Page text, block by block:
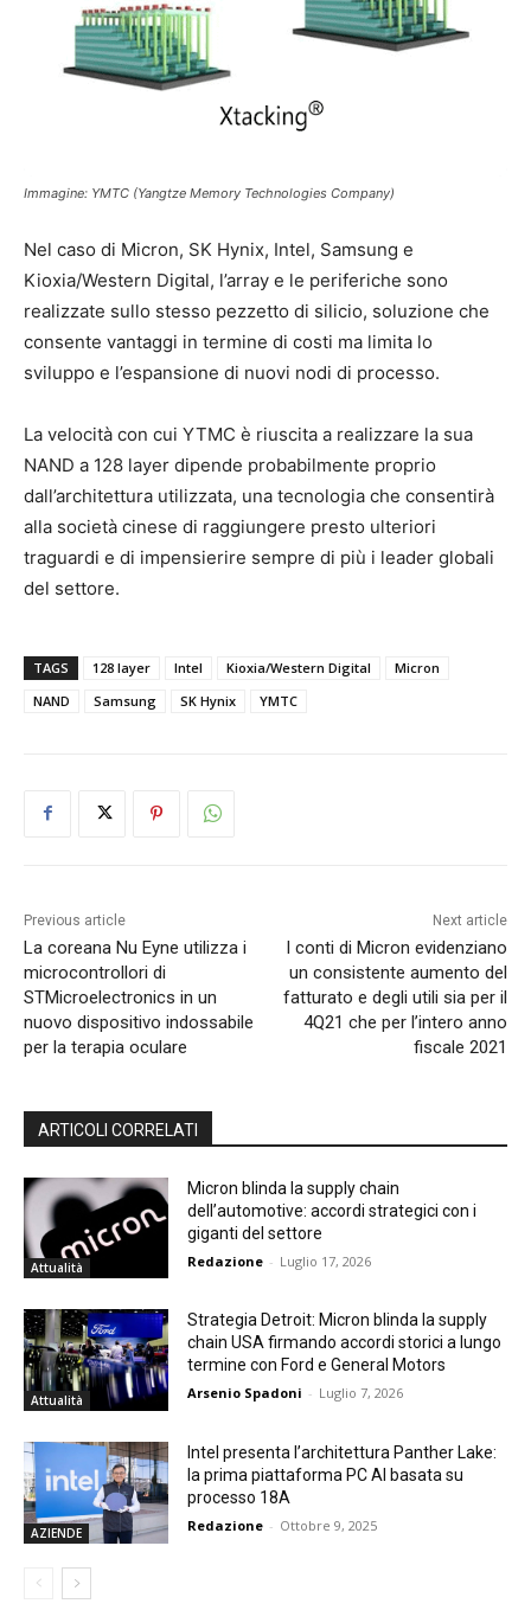
Immagine: YMTC (Yangtze Memory Technologies Company)
Nel caso di Micron, SK Hynix, Intel, Samsung e
Kioxia/Western Digital, l’array e le periferiche sono
realizzate sullo stesso pezzetto di silicio, soluzione che
consente vantaggi in termine di costi ma limita lo
sviluppo e l’espansione di nuovi nodi di processo.
La velocità con cui YTMC è riuscita a realizzare la sua
NAND a 128 layer dipende probabilmente proprio
dall’architettura utilizzata, una tecnologia che consentirà
alla società cinese di raggiungere presto ulteriori
traguardi e di impensierire sempre di più i leader globali
del settore.
TAGS 128 layer Intel Kioxia/Western Digital
Micron
NAND
Samsung SK Hynix YMTC
Previous article
La coreana Nu Eyne utilizza i
microcontrollori di
STMicroelectronics in un
nuovo dispositivo indossabile
per la terapia oculare
Next article
I conti di Micron evidenziano
un consistente aumento del
fatturato e degli utili sia per il
4Q21 che per l’intero anno
fiscale 2021
ARTICOLI CORRELATI
Attualità
Micron blinda la supply chain
dell’automotive: accordi strategici con i
giganti del settore
Redazione - Luglio 17, 2026
Attualità
Strategia Detroit: Micron blinda la supply
chain USA firmando accordi storici a lungo
termine con Ford e General Motors
Arsenio Spadoni - Luglio 7, 2026
AZIENDE
Intel presenta l’architettura Panther Lake:
la prima piattaforma PC AI basata su
processo 18A
Redazione - Ottobre 9, 2025